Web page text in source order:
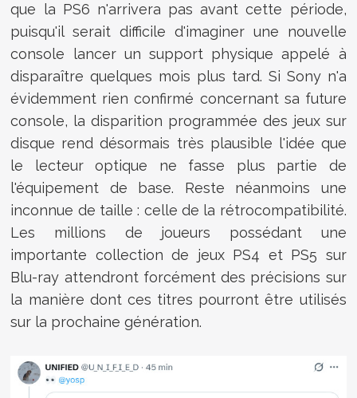
que la PS6 n'arrivera pas avant cette période,
puisqu'il serait difficile d'imaginer une nouvelle
console lancer un support physique appelé à
disparaître quelques mois plus tard. Si Sony n'a
évidemment rien confirmé concernant sa future
console, la disparition programmée des jeux sur
disque rend désormais très plausible l'idée que
le lecteur optique ne fasse plus partie de
l'équipement de base. Reste néanmoins une
inconnue de taille : celle de la rétrocompatibilité.
Les millions de joueurs possédant une
importante collection de jeux PS4 et PS5 sur
Blu-ray attendront forcément des précisions sur
la manière dont ces titres pourront être utilisés
sur la prochaine génération.